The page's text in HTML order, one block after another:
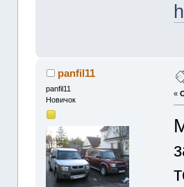
panfil11
panfil11
Новичок
«